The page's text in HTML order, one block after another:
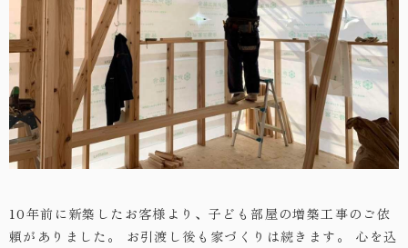
10年前に新築したお客様より、子ども部屋の増築工事のご依
頼がありました。
お引渡し後も家づくりは続きます。
心を込